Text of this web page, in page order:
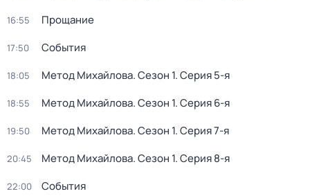
16:55 Прощание
17:50 События
18:05 Метод Михайлова. Сезон 1. Серия 5-я
18:55 Метод Михайлова. Сезон 1. Серия 6-я
19:50 Метод Михайлова. Сезон 1. Серия 7-я
20:45 Метод Михайлова. Сезон 1. Серия 8-я
22:00 События